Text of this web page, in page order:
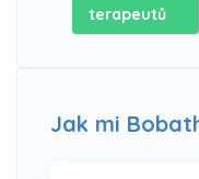
terapeutů
Jak mi